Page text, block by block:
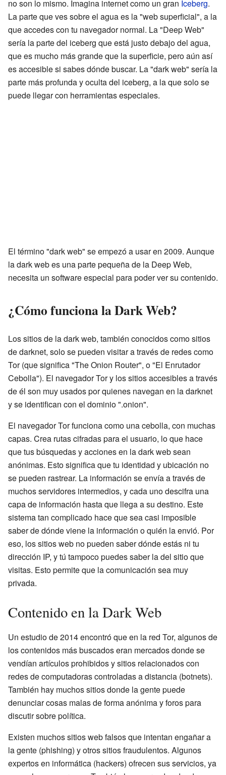
no son lo mismo. Imagina internet como un gran Iceberg.
La parte que ves sobre el agua es la "web superficial", a la
que accedes con tu navegador normal. La "Deep Web"
sería la parte del iceberg que está justo debajo del agua,
que es mucho más grande que la superficie, pero aún así
es accesible si sabes dónde buscar. La "dark web" sería la
parte más profunda y oculta del iceberg, a la que solo se
puede llegar con herramientas especiales.
El término "dark web" se empezó a usar en 2009. Aunque
la dark web es una parte pequeña de la Deep Web,
necesita un software especial para poder ver su contenido.
¿Cómo funciona la Dark Web?
Los sitios de la dark web, también conocidos como sitios
de darknet, solo se pueden visitar a través de redes como
Tor (que significa "The Onion Router", o "El Enrutador
Cebolla"). El navegador Tor y los sitios accesibles a través
de él son muy usados por quienes navegan en la darknet
y se identifican con el dominio ".onion".
El navegador Tor funciona como una cebolla, con muchas
capas. Crea rutas cifradas para el usuario, lo que hace
que tus búsquedas y acciones en la dark web sean
anónimas. Esto significa que tu identidad y ubicación no
se pueden rastrear. La información se envía a través de
muchos servidores intermedios, y cada uno descifra una
capa de información hasta que llega a su destino. Este
sistema tan complicado hace que sea casi imposible
saber de dónde viene la información o quién la envió. Por
eso, los sitios web no pueden saber dónde estás ni tu
dirección IP, y tú tampoco puedes saber la del sitio que
visitas. Esto permite que la comunicación sea muy
privada.
Contenido en la Dark Web
Un estudio de 2014 encontró que en la red Tor, algunos de
los contenidos más buscados eran mercados donde se
vendían artículos prohibidos y sitios relacionados con
redes de computadoras controladas a distancia (botnets).
También hay muchos sitios donde la gente puede
denunciar cosas malas de forma anónima y foros para
discutir sobre política.
Existen muchos sitios web falsos que intentan engañar a
la gente (phishing) y otros sitios fraudulentos. Algunos
expertos en informática (hackers) ofrecen sus servicios, ya